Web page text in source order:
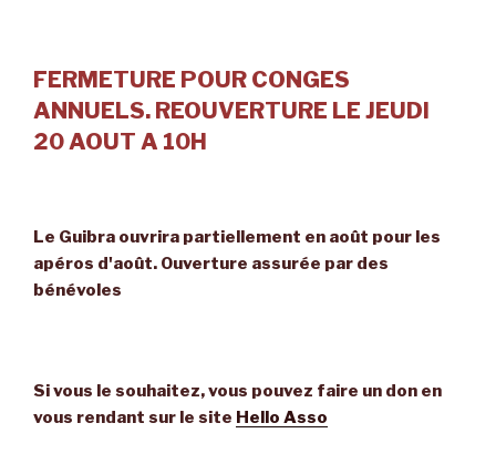
FERMETURE POUR CONGES
ANNUELS. REOUVERTURE LE JEUDI
20 AOUT A 10H
Le Guibra ouvrira partiellement en août pour les
apéros d'août. Ouverture assurée par des
bénévoles
Si vous le souhaitez, vous pouvez faire un don en
vous rendant sur le site Hello Asso